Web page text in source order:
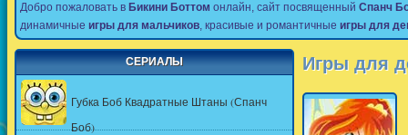
Добро пожаловать в Бикини Боттом онлайн, сайт посвященный Спанч
динамичные игры для мальчиков, красивые и романтичные игры для
СЕРИАЛЫ
Губка Боб Квадратные Штаны (Спанч
Боб)
Игры для